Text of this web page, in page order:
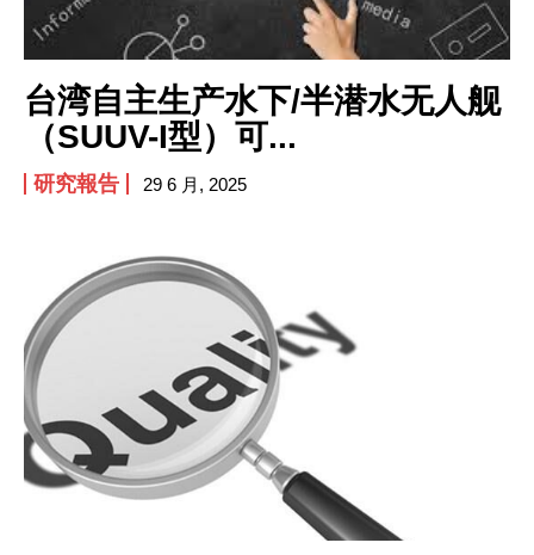
I WANT IN
台湾自主生产水下/半潜水无人舰
（SUUV-I型）可...
研究報告 29 6 月, 2025